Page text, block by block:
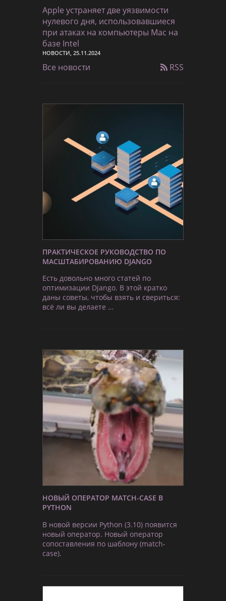
Apple устраняет две уязвимости
нулевого дня, использовавшиеся
при атаках на компьютеры Mac на
базе Intel
НОВОСТИ, 25.11.2024
Все новости RSS
ПРАКТИЧЕСКОЕ РУКОВОДСТВО ПО
МАСШТАБИРОВАНИЮ DJANGO
Есть довольно много статей по
оптимизации Django. В этой кратко
даны советы, чтобы взять и свериться:
всё ли вы делаете …
НОВЫЙ ОПЕРАТОР MATCH-CASE В
PYTHON
В новой версии Python (3.10) появится
новый оператор. Новый оператор
сопоставления по шаблону (match-
case).